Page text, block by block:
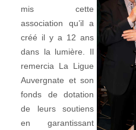
mis cette
association qu’il a
créé il y a 12 ans
dans la lumière. Il
remercia La Ligue
Auvergnate et son
fonds de dotation
de leurs soutiens
en garantissant